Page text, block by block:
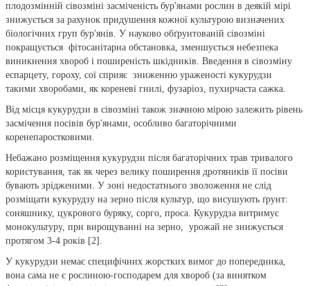
плодозмінній сівозміні засміченість бур'янами рослин в деякій мірі
знижується за рахунок придушення кожної культурою визначених
біологічних груп бур'янів. У науково обґрунтованій сівозміні
покращується фітосанітарна обстановка, зменшується небезпека
виникнення хвороб і поширеність шкідників. Введення в сівозміну
еспарцету, гороху, сої сприяє зниженню ураженості кукурудзи
такими хворобами, як кореневі гнилі, фузаріоз, пухирчаста сажка.
Від місця кукурудзи в сівозміні також значною мірою залежить рівень
засмічення посівів бур'янами, особливо багаторічними
коренепаростковими.
Небажано розміщення кукурудзи після багаторічних трав тривалого
користування, так як через велику поширення дротяників її посіви
бувають зрідженими. У зоні недостатнього зволоження не слід
розміщати кукурудзу на зерно після культур, що висушують ґрунт:
соняшнику, цукрового буряку, сорго, проса. Кукурудза витримує
монокультуру, при вирощуванні на зерно, урожай не знижується
протягом 3-4 років [2].
У кукурудзи немає специфічних жорстких вимог до попередника,
вона сама не є рослиною-господарем для хвороб (за винятком